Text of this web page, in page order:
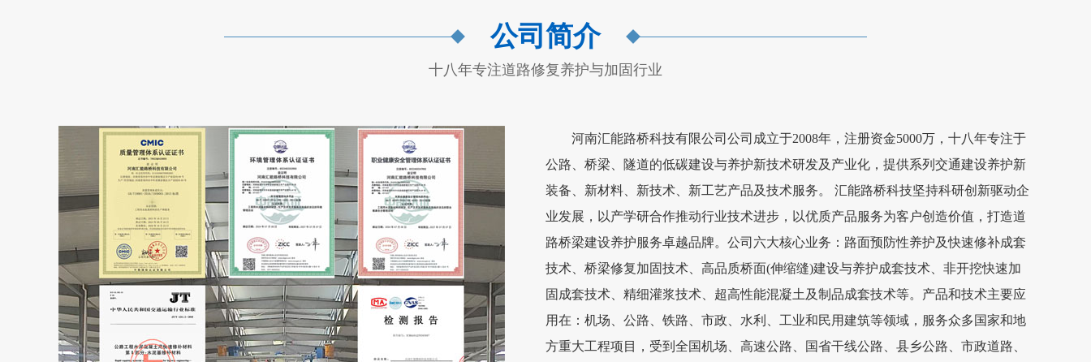
公司简介
十八年专注道路修复养护与加固行业
河南汇能路桥科技有限公司公司成立于2008年，注册资金5000万，十八年专注于
公路、桥梁、隧道的低碳建设与养护新技术研发及产业化，提供系列交通建设养护新
装备、新材料、新技术、新工艺产品及技术服务。 汇能路桥科技坚持科研创新驱动企
业发展，以产学研合作推动行业技术进步，以优质产品服务为客户创造价值，打造道
路桥梁建设养护服务卓越品牌。公司六大核心业务：路面预防性养护及快速修补成套
技术、桥梁修复加固技术、高品质桥面(伸缩缝)建设与养护成套技术、非开挖快速加
固成套技术、精细灌浆技术、超高性能混凝土及制品成套技术等。产品和技术主要应
用在：机场、公路、铁路、市政、水利、工业和民用建筑等领域，服务众多国家和地
方重大工程项目，受到全国机场、高速公路、国省干线公路、县乡公路、市政道路、